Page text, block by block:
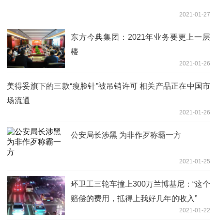
2021-01-27
东方今典集团：2021年业务要更上一层
楼
2021-01-26
美得妥旗下的三款“瘦脸针”被吊销许可 相关产品正在中国市
场流通
2021-01-26
公安局长涉黑 为非作歹称霸一方
2021-01-25
环卫工三轮车撞上300万兰博基尼：“这个
赔偿的费用，抵得上我好几年的收入”
2021-01-22